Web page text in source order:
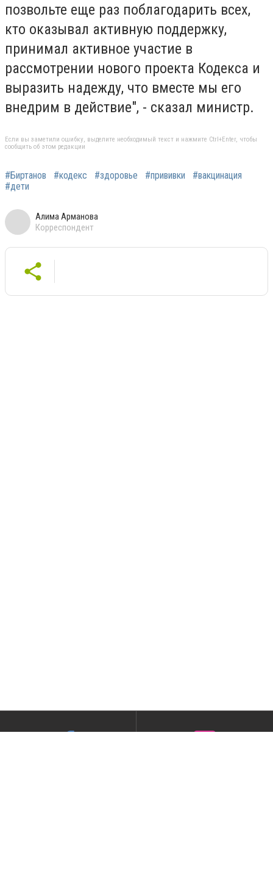
позвольте еще раз поблагодарить всех,
кто оказывал активную поддержку,
принимал активное участие в
рассмотрении нового проекта Кодекса и
выразить надежду, что вместе мы его
внедрим в действие", - сказал министр.
Если вы заметили ошибку, выделите необходимый текст и нажмите Ctrl+Enter, чтобы
сообщить об этом редакции
#Биртанов #кодекс #здоровье #прививки
#вакцинация
#дети
Алима Арманова
Корреспондент